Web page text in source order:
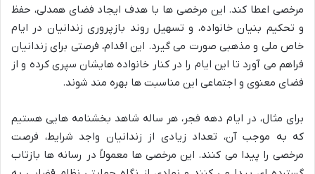
مرخصی اعطا کند. این مرخصی ها با هدف ایجاد فضای همدلی، حفظ
و تحکیم بنیان خانواده، و تسهیل روند بازپروری زندانیان در ایام
خاص ملی و مذهبی صورت می گیرد. این اقدام، فرصتی برای زندانیان
فراهم می آورد تا این ایام را در کنار خانواده هایشان سپری کرده و از
فضای معنوی و اجتماعی این مناسبت ها بهره مند شوند.
برای مثال، در ایام دهه فجر، هر ساله شاهد بخشنامه هایی هستیم
که به موجب آن، تعداد زیادی از زندانیان واجد شرایط، فرصت
مرخصی را پیدا می کنند. این مرخصی ها معمولاً در رسانه ها بازتاب